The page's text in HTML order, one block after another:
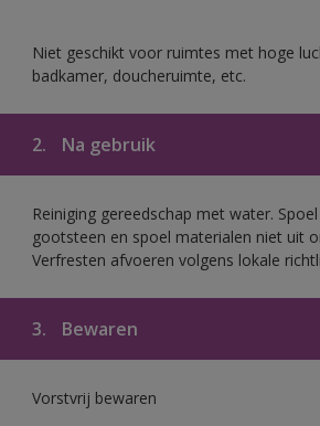
Niet geschikt voor ruimtes met hoge
badkamer, doucheruimte, etc.
2. Na gebruik
Reiniging gereedschap met water.
gootsteen en spoel materialen niet uit
Verfresten afvoeren volgens lokale
3. Bewaren
Vorstvrij bewaren